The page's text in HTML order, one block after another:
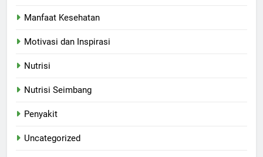
Manfaat Kesehatan
Motivasi dan Inspirasi
Nutrisi
Nutrisi Seimbang
Penyakit
Uncategorized